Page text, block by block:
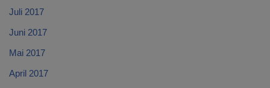
Juli 2017
Juni 2017
Mai 2017
April 2017